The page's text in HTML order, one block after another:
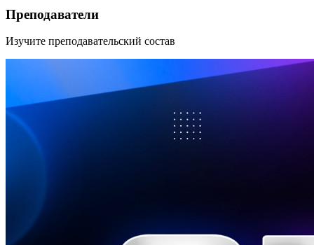
Преподаватели
Изучите преподавательский состав